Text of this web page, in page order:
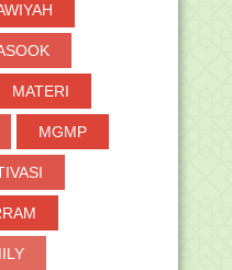
MATERI
MGMP